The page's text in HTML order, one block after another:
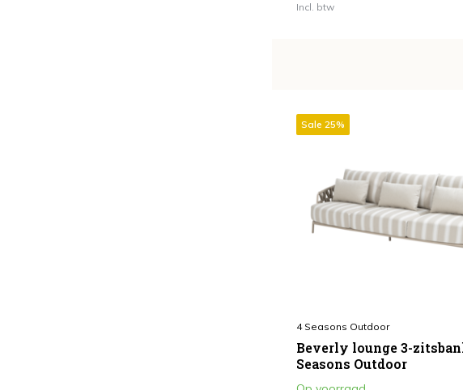
Incl. btw
Sale 25%
4 Seasons Outdoor
Beverly lounge 3-
Seasons Outdoor